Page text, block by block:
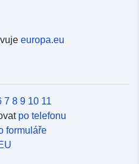
europa.eu
7 8 9 10 11
po telefonu
formuláře